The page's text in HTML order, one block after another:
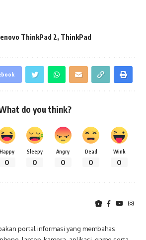
ThinkPad 2, ThinkPad
do you think?
Happy
0
Sleepy
0
Angry
0
Dead
0
Wink
0
portal informasi yang membahas